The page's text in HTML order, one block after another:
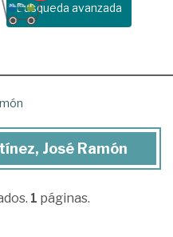
Busqueda avanzada
José Ramón
1 páginas.